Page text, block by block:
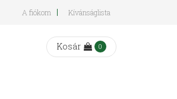
A fiókom Kívánságlista
Kosár 0